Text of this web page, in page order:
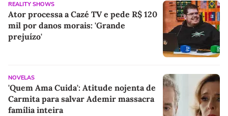
REALITY SHOWS
Ator processa a Cazé TV e pede R$ 120
mil por danos morais: 'Grande
prejuízo'
NOVELAS
'Quem Ama Cuida': Atitude nojenta de
Carmita para salvar Ademir massacra
família inteira